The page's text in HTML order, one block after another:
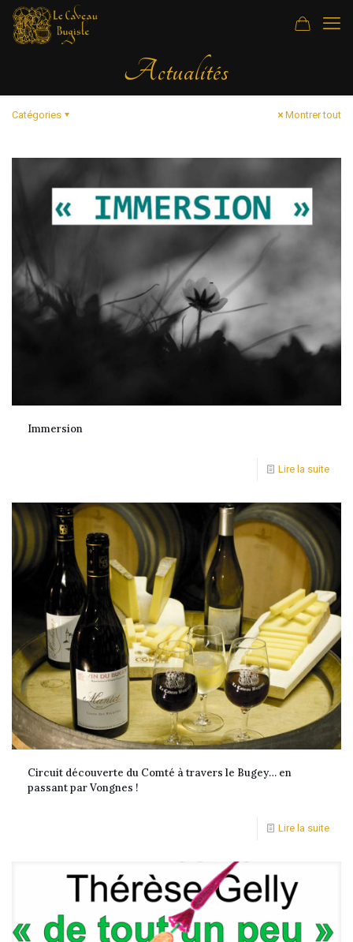
Actualités
Catégories Montrer tout
Immersion
Lire la suite
Circuit découverte du Comté à travers le Bugey… en
passant par Vongnes !
Lire la suite